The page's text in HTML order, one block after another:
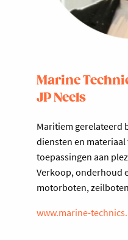
Marine
JP Neels
Maritiem gerelateerd
diensten en
toepassingen aan
Verkoop, onderhoud
motorboten,
www.marine-